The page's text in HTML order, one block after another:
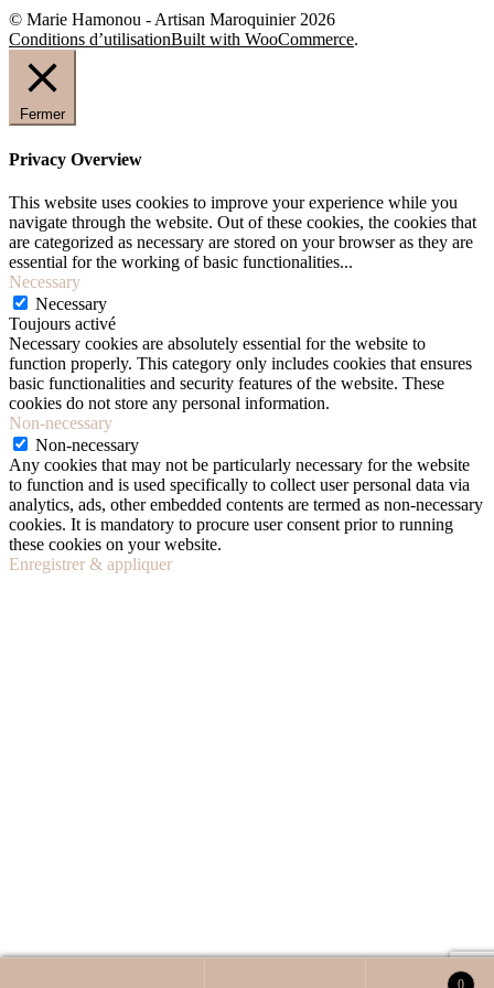
© Marie Hamonou - Artisan Maroquinier 2026
Conditions d’utilisationBuilt with WooCommerce.
0
Ce site Web utilise des cookies pour s'assurer que vous obtenez la
Fermer
Privacy Overview
This website uses cookies to improve your experience while you
navigate through the website. Out of these cookies, the cookies that
are categorized as necessary are stored on your browser as they are
essential for the working of basic functionalities...
Necessary
Necessary
Toujours activé
Necessary cookies are absolutely essential for the website to
function properly. This category only includes cookies that ensures
basic functionalities and security features of the website. These
cookies do not store any personal information.
Non-necessary
Non-necessary
Any cookies that may not be particularly necessary for the website
to function and is used specifically to collect user personal data via
analytics, ads, other embedded contents are termed as non-necessary
cookies. It is mandatory to procure user consent prior to running
these cookies on your website.
Enregistrer & appliquer